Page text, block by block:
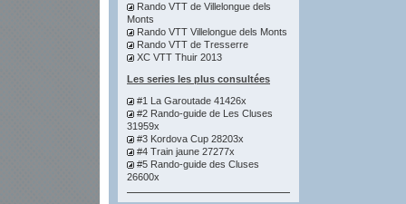
Rando VTT de Villelongue dels
Monts
Rando VTT Villelongue dels Monts
Rando VTT de Tresserre
XC VTT Thuir 2013
Les series les plus consultées
#1 La Garoutade 41426x
#2 Rando-guide de Les Cluses
31959x
#3 Kordova Cup 28203x
#4 Train jaune 27277x
#5 Rando-guide des Cluses
26600x